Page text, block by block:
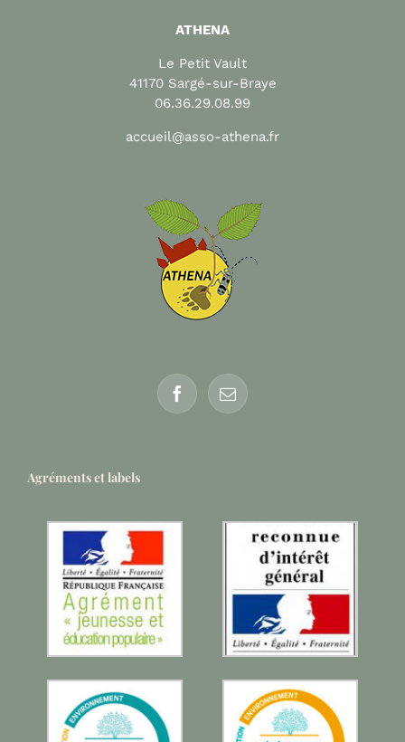
ATHENA
Le Petit Vault
41170 Sargé-sur-Braye
06.36.29.08.99
accueil@asso-athena.fr
Agréments et labels